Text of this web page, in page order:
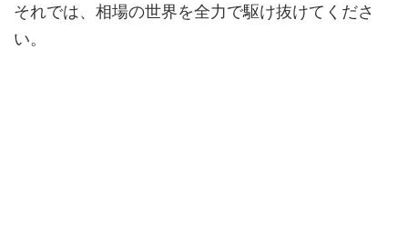
それでは、相場の世界を全力で駆け抜けてくださ
い。